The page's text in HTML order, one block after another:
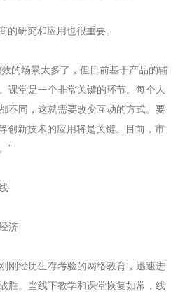
研究和应用也很重要。
的场景太多了，但目前基于产品的辅
课堂是一个非常关键的环节。每个人
不同，这就需要改变互动的方式。要
创新技术的应用将是关键。目前，市
”
济
刚经历生存考验的网络教育，迅速进
胜。当线下教学和课堂恢复如常，线